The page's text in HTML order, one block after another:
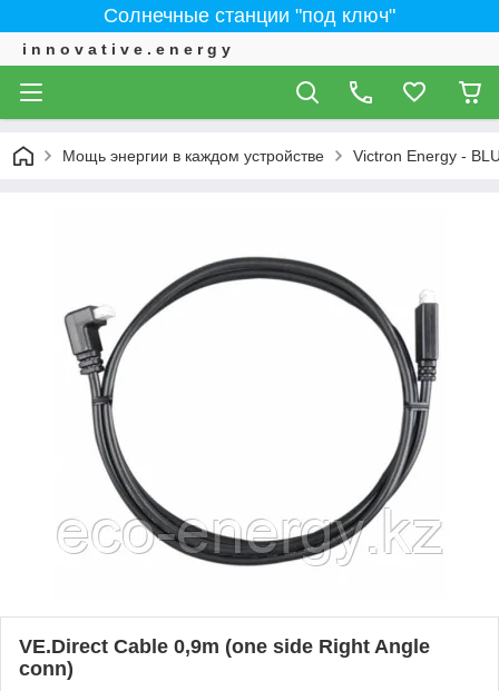
Солнечные станции "под ключ"
i n n o v a t i v e . e n e r g y
Мощь энергии в каждом устройстве Victron Energy -
VE.Direct Cable 0,9m (one side Right Angle
conn)